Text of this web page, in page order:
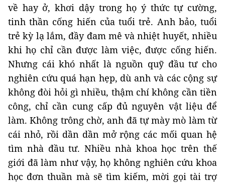
về hay ở, khơi dậy trong họ ý thức tự cường,
tinh thần cống hiến của tuổi trẻ. Anh bảo, tuổi
trẻ kỳ lạ lắm, đầy đam mê và nhiệt huyết, nhiều
khi họ chỉ cần được làm việc, được cống hiến.
Nhưng cái khó nhất là nguồn quỹ đầu tư cho
nghiên cứu quá hạn hẹp, dù anh và các cộng sự
không đòi hỏi gì nhiều, thậm chí không cần tiền
công, chỉ cần cung cấp đủ nguyên vật liệu để
làm. Không trông chờ, anh đã tự mày mò làm từ
cái nhỏ, rồi dần dần mở rộng các mối quan hệ
tìm nhà đầu tư. Nhiều nhà khoa học trên thế
giới đã làm như vậy, họ không nghiên cứu khoa
học đơn thuần mà sẽ tìm kiếm, mời gọi tài trợ